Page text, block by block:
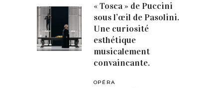
« Tosca » de Puccini
sous l’œil de Pasolini.
Une curiosité
esthétique
musicalement
convaincante.
OPÉRA